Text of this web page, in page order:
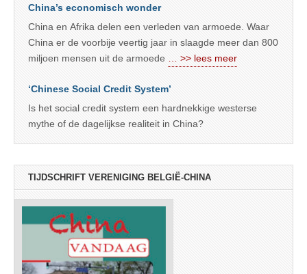
China’s economisch wonder
China en Afrika delen een verleden van armoede. Waar
China er de voorbije veertig jaar in slaagde meer dan 800
miljoen mensen uit de armoede
… >> lees meer
‘Chinese Social Credit System’
Is het social credit system een hardnekkige westerse
mythe of de dagelijkse realiteit in China?
TIJDSCHRIFT VERENIGING BELGIË-CHINA